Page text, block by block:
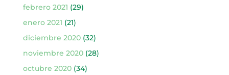
febrero 2021 (29)
enero 2021 (21)
diciembre 2020(32)
noviembre 2020(28)
octubre 2020(34)